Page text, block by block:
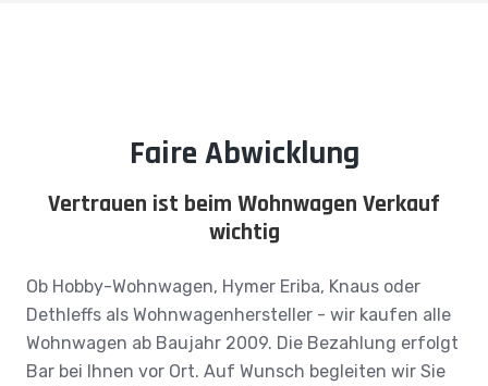
Faire Abwicklung
Vertrauen ist beim Wohnwagen Verkauf
wichtig
Ob Hobby-Wohnwagen, Hymer Eriba, Knaus oder
Dethleffs als Wohnwagenhersteller - wir kaufen alle
Wohnwagen ab Baujahr 2009. Die Bezahlung erfolgt
Bar bei Ihnen vor Ort. Auf Wunsch begleiten wir Sie